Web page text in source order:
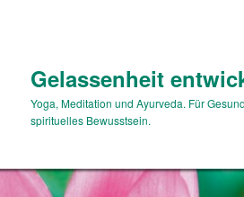
Gelassenheit
Yoga, Meditation und Ayurveda. Für
spirituelles Bewusstsein.